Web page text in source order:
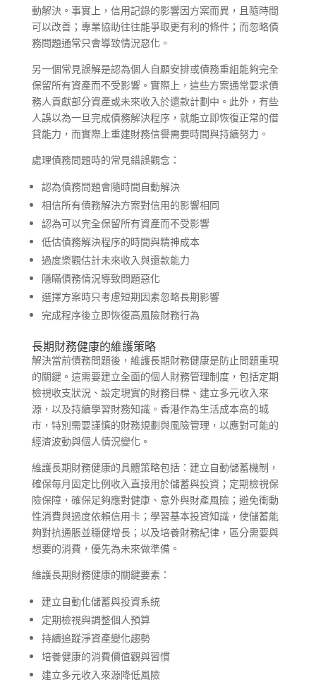
動解決。事實上，信用記錄的影響因方案而異，且隨時間
可以改善；專業協助往往能爭取更有利的條件；而忽略債
務問題通常只會導致情況惡化。
另一個常見誤解是認為個人自願安排或債務重組能夠完全
保留所有資產而不受影響。實際上，這些方案通常要求債
務人貢獻部分資產或未來收入於還款計劃中。此外，有些
人誤以為一旦完成債務解決程序，就能立即恢復正常的借
貸能力，而實際上重建財務信譽需要時間與持續努力。
處理債務問題時的常見錯誤觀念：
認為債務問題會隨時間自動解決
相信所有債務解決方案對信用的影響相同
認為可以完全保留所有資產而不受影響
低估債務解決程序的時間與精神成本
過度樂觀估計未來收入與還款能力
隱瞞債務情況導致問題惡化
選擇方案時只考慮短期因素忽略長期影響
完成程序後立即恢復高風險財務行為
長期財務健康的維護策略
解決當前債務問題後，維護長期財務健康是防止問題重現
的關鍵。這需要建立全面的個人財務管理制度，包括定期
檢視收支狀況、設定現實的財務目標、建立多元收入來
源，以及持續學習財務知識。香港作為生活成本高的城
市，特別需要謹慎的財務規劃與風險管理，以應對可能的
經濟波動與個人情況變化。
維護長期財務健康的具體策略包括：建立自動儲蓄機制，
確保每月固定比例收入直接用於儲蓄與投資；定期檢視保
險保障，確保足夠應對健康、意外與財產風險；避免衝動
性消費與過度依賴信用卡；學習基本投資知識，使儲蓄能
夠對抗通脹並穩健增長；以及培養財務紀律，區分需要與
想要的消費，優先為未來做準備。
維護長期財務健康的關鍵要素：
建立自動化儲蓄與投資系統
定期檢視與調整個人預算
持續追蹤淨資產變化趨勢
培養健康的消費價值觀與習慣
建立多元收入來源降低風險